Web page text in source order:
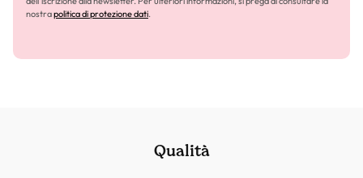
nostrapolitica di protezione dati.
Qualità